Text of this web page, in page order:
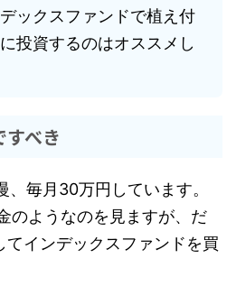
ックスファンドで植え付
投資するのはオススメし
べき
毎月30万円しています。
のようなのを見ますが、だ
インデックスファンドを買